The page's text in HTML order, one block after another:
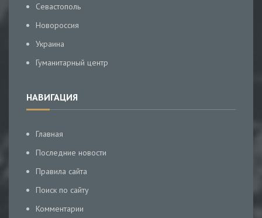
Севастополь
Новороссия
Украина
Гуманитарный центр
НАВИГАЦИЯ
Главная
Последние новости
Правила сайта
Поиск по сайту
Комментарии